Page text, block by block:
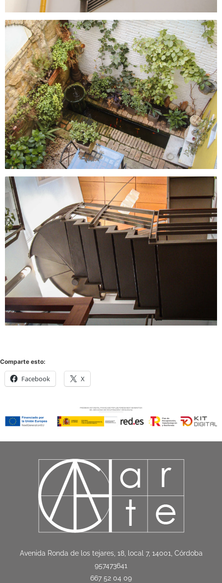
Comparte esto:
Facebook X
Avenida Ronda de los tejares, 18, local 7, 14001, Córdoba
957473641
667 52 04 09